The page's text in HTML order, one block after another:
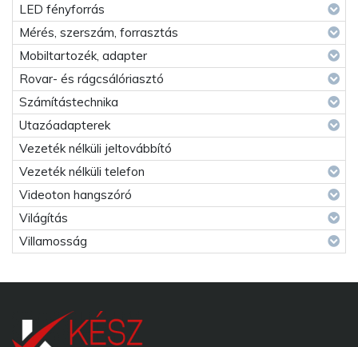
LED fényforrás
Mérés, szerszám, forrasztás
Mobiltartozék, adapter
Rovar- és rágcsálóriasztó
Számítástechnika
Utazóadapterek
Vezeték nélküli jeltovábbító
Vezeték nélküli telefon
Videoton hangszóró
Világítás
Villamosság